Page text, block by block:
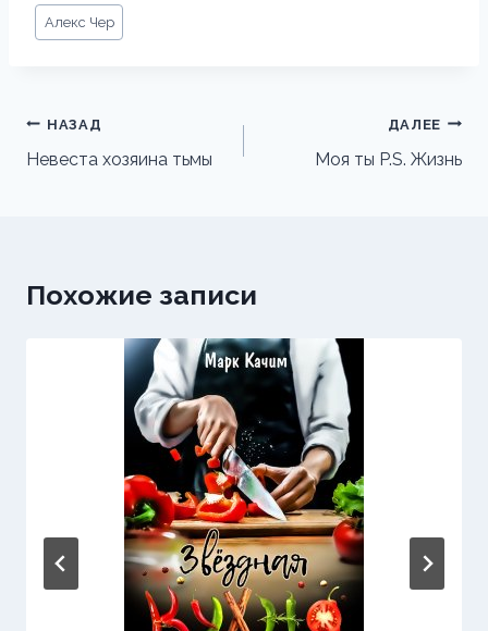
Метки
записи:
Алекс Чер
Навигация
по
НАЗАД
Невеста хозяина тьмы
ДАЛЕЕ
Моя ты P.S. Жизнь
Похожие записи